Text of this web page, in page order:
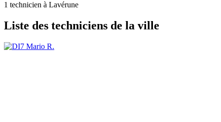
1 technicien à Lavérune
Liste des techniciens de la ville
Mario R.